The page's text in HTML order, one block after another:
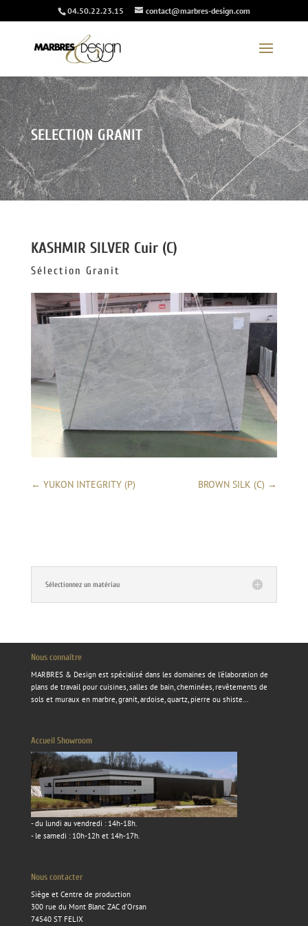
04.50.22.23.15 contact@marbres-design.com
SELECTION GRANIT
KASHMIR SILVER Cuir (C)
Sélection Granit
← YUKON INTEGRITY (P) BROWN SILK (C) →
Sélectionnez un matériau
Nous connaître
MARBRES & Designest spécialisé dans les domaines de l'élaboration de
plans de travail pour cuisines, salles de bain, cheminées, revêtements de
sols et muraux en marbre, granit, ardoise, quartz, pierre ou shiste...
Accueil Showroom
- du lundi au vendredi : 14h-18h.
- le samedi : 10h-12h et 14h-17h.
Nous contacter
Siège et Centre de production
300 rue du Mont Blanc ZAC d’Orsan
74540 ST FELIX